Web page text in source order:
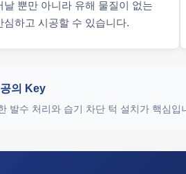
날 뿐만 아니라 유해 물질이 없는
심하고 시공할 수 있습니다.
의 Key
발수 처리와 습기 차단 턱 설치가 핵심